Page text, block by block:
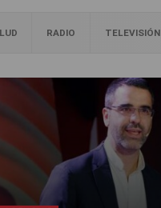
RADIO TELEVISIÓN